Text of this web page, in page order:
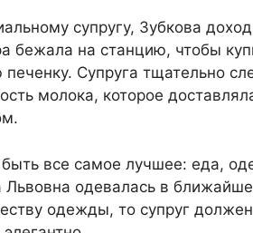
супругу, Зубкова
бежала на станцию, чтобы
Супруга тщательно
молока, которое
все самое лучшее: еда,
одевалась в
одежды, то супруг